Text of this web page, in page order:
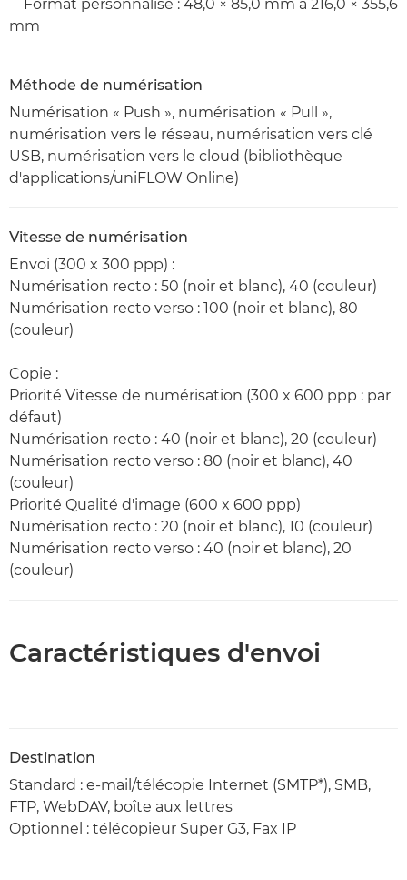
Format personnalisé : 48,0 × 85,0 mm à 216,0 × 355,6
mm
Méthode de numérisation
Numérisation « Push », numérisation « Pull »,
numérisation vers le réseau, numérisation vers clé
USB, numérisation vers le cloud (bibliothèque
d'applications/uniFLOW Online)
Vitesse de numérisation
Envoi (300 x 300 ppp) :
Numérisation recto : 50 (noir et blanc), 40 (couleur)
Numérisation recto verso : 100 (noir et blanc), 80
(couleur)
Copie :
Priorité Vitesse de numérisation (300 x 600 ppp : par
défaut)
Numérisation recto : 40 (noir et blanc), 20 (couleur)
Numérisation recto verso : 80 (noir et blanc), 40
(couleur)
Priorité Qualité d'image (600 x 600 ppp)
Numérisation recto : 20 (noir et blanc), 10 (couleur)
Numérisation recto verso : 40 (noir et blanc), 20
(couleur)
Caractéristiques d'envoi
Destination
Standard : e-mail/télécopie Internet (SMTP*), SMB,
FTP, WebDAV, boîte aux lettres
Optionnel : télécopieur Super G3, Fax IP